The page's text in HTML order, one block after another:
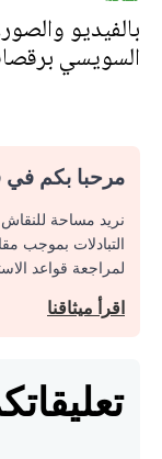
بالفيديو
السويسي
مرحبا بكم في
نريد مساحة
التبادلات بموجب
لمراجعة قواعد
اقرأ ميثاقنا